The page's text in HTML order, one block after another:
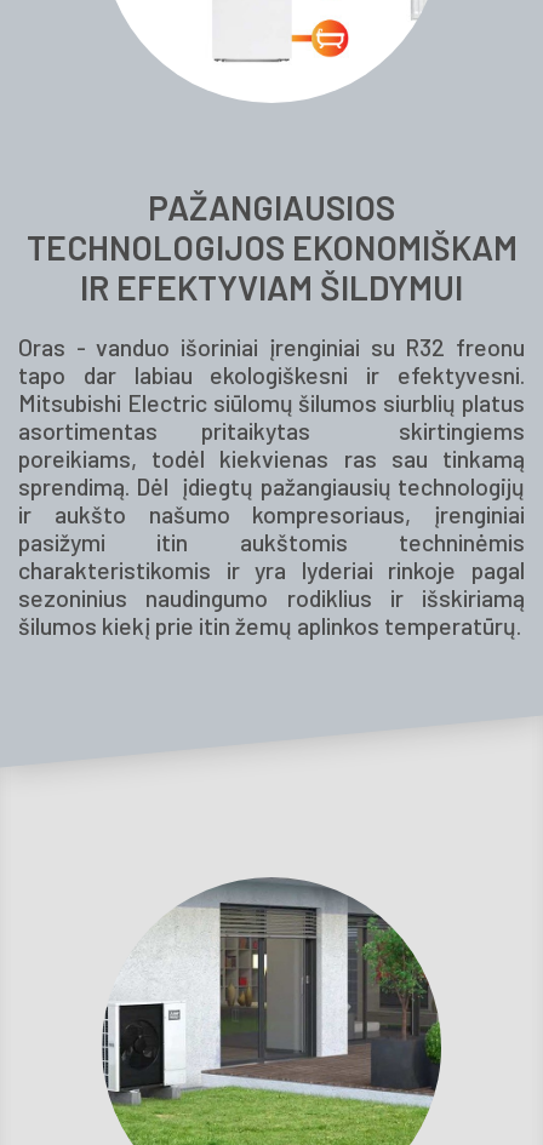
PAŽANGIAUSIOS
TECHNOLOGIJOS EKONOMIŠKAM
IR EFEKTYVIAM ŠILDYMUI
Oras - vanduo išoriniai įrenginiai su R32 freonu
tapo dar labiau ekologiškesni ir efektyvesni.
Mitsubishi Electric siūlomų šilumos siurblių platus
asortimentas pritaikytas skirtingiems
poreikiams, todėl kiekvienas ras sau tinkamą
sprendimą. Dėl įdiegtų pažangiausių technologijų
ir aukšto našumo kompresoriaus, įrenginiai
pasižymi itin aukštomis techninėmis
charakteristikomis ir yra lyderiai rinkoje pagal
sezoninius naudingumo rodiklius ir išskiriamą
šilumos kiekį prie itin žemų aplinkos temperatūrų.